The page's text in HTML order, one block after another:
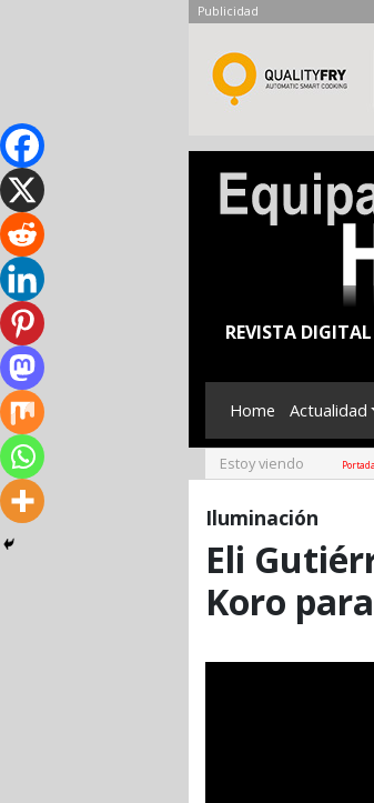
Publicidad
REVISTA
Home Actualidad
Estoy viendo Portada
Iluminación
Eli
Koro